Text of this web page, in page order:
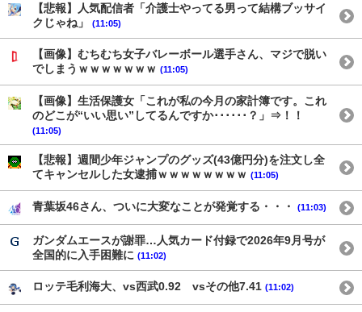
【悲報】人気配信者「介護士やってる男って結構ブッサイ
クじゃね」
(11:05)
【画像】むちむち女子バレーボール選手さん、マジで脱い
でしまうｗｗｗｗｗｗｗ (11:05)
【画像】生活保護女「これが私の今月の家計簿です。これ
のどこが“いい思い”してるんですか･･････？」⇒！！
(11:05)
【悲報】週間少年ジャンプのグッズ(43億円分)を注文し全
てキャンセルした女逮捕ｗｗｗｗｗｗｗｗ (11:05)
青葉坂46さん、ついに大変なことが発覚する・・・ (11:03)
ガンダムエースが謝罪…人気カード付録で2026年9月号が
全国的に入手困難に (11:02)
ロッテ毛利海大、vs西武0.92 vsその他7.41 (11:02)